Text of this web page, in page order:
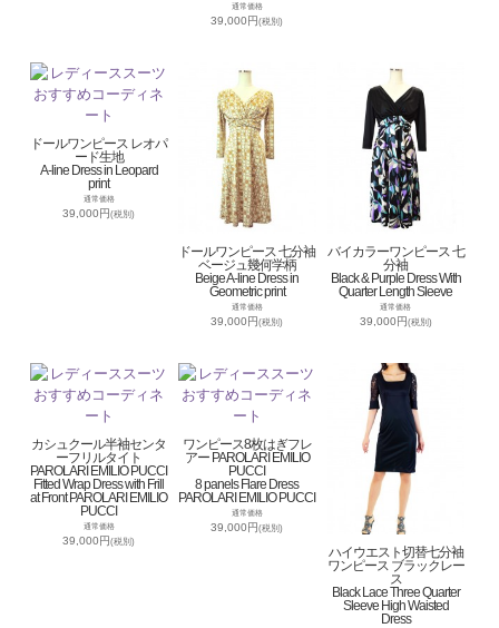
通常価格
39,000円(税別)
ドールワンピース レオパ
ード生地
A-line Dress in Leopard
print
通常価格
39,000円(税別)
ドールワンピース 七分袖
ベージュ幾何学柄
Beige A-line Dress in
Geometric print
通常価格
39,000円(税別)
バイカラーワンピース 七
分袖
Black & Purple Dress With
Quarter Length Sleeve
通常価格
39,000円(税別)
カシュクール半袖センタ
ーフリルタイト
PAROLARI EMILIO PUCCI
Fitted Wrap Dress with Frill
at Front PAROLARI EMILIO
PUCCI
通常価格
39,000円(税別)
ワンピース8枚はぎフレ
アー PAROLARI EMILIO
PUCCI
8 panels Flare Dress
PAROLARI EMILIO PUCCI
通常価格
39,000円(税別)
ハイウエスト切替七分袖
ワンピース ブラックレー
ス
Black Lace Three Quarter
Sleeve High Waisted
Dress